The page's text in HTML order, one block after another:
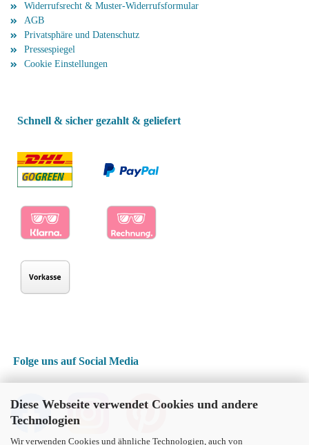
Diese Webseite verwendet Cookies und andere
Technologien
Wir verwenden Cookies und ähnliche Technologien, auch von
Widerrufsrecht & Muster-Widerrufsformular
AGB
Privatsphäre und Datenschutz
Pressespiegel
Cookie Einstellungen
Schnell & sicher gezahlt & geliefert
Folge uns auf Social Media